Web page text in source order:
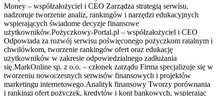
Money – współzałożyciel i CEO Zarządza strategią serwisu,
nadzoruje tworzenie analiz, rankingów i narzędzi edukacyjnych
wspierających świadome decyzje finansowe
użytkowników.Pożyczkowy-Portal.pl – współzałożyciel i CEO
Odpowiada za rozwój serwisu poświęconego pożyczkom ratalnym i
chwilówkom, tworzenie rankingów ofert oraz edukację
użytkowników w zakresie odpowiedzialnego zadłużania
się.MarkOnline sp. z o.o. – członek zarządu Firma specjalizuje się w
tworzeniu nowoczesnych serwisów finansowych i projektów
marketingu internetowego.Analityk finansowy Tworzy porównania
i rankingi ofert pożyczek, kredytów i kont bankowych, wspierając